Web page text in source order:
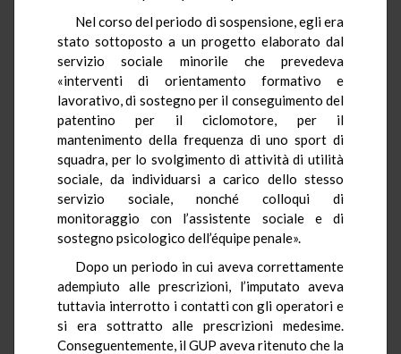
Nel corso del periodo di sospensione, egli era
stato sottoposto a un progetto elaborato dal
servizio sociale minorile che prevedeva
«interventi di orientamento formativo e
lavorativo, di sostegno per il conseguimento del
patentino per il ciclomotore, per il
mantenimento della frequenza di uno sport di
squadra, per lo svolgimento di attività di utilità
sociale, da individuarsi a carico dello stesso
servizio sociale, nonché colloqui di
monitoraggio con l’assistente sociale e di
sostegno psicologico dell’équipe penale».
Dopo un periodo in cui aveva correttamente
adempiuto alle prescrizioni, l’imputato aveva
tuttavia interrotto i contatti con gli operatori e
si era sottratto alle prescrizioni medesime.
Conseguentemente, il GUP aveva ritenuto che la